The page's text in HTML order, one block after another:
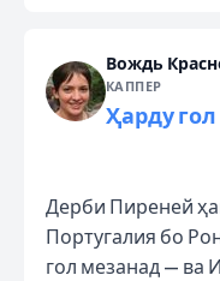
Вождь
КАППЕР
Ҳарду
Дерби Пиреней
Португалия бо
гол мезанад — ва